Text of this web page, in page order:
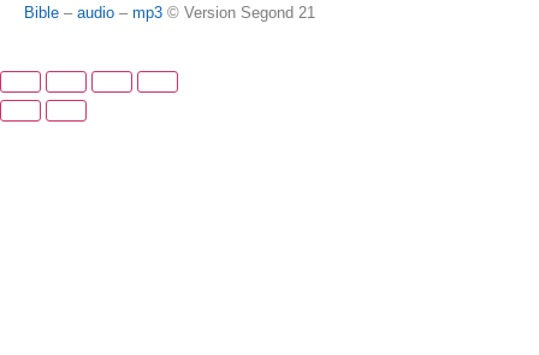
Bible – audio – mp3 © Version Segond 21